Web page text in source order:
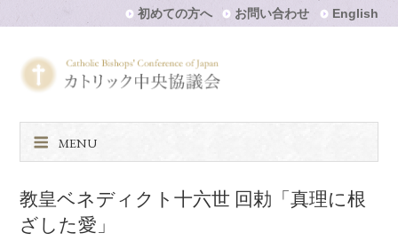
初めての方へ お問い合わせ English
MENU
教皇ベネディクト十六世 回勅「真理に根
ざした愛」